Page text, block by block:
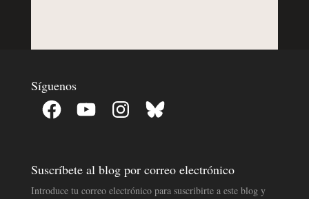
Síguenos
Facebook YouTube InstagramBluesky
Suscríbete al blog por correo electrónico
Introduce tu correo electrónico para suscribirte a este blog y